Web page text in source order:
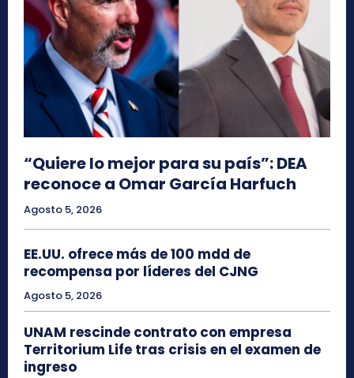
“Quiere lo mejor para su país”: DEA
reconoce a Omar García Harfuch
Agosto 5, 2026
EE.UU. ofrece más de 100 mdd de
recompensa por líderes del CJNG
Agosto 5, 2026
UNAM rescinde contrato con empresa
Territorium Life tras crisis en el examen de
ingreso